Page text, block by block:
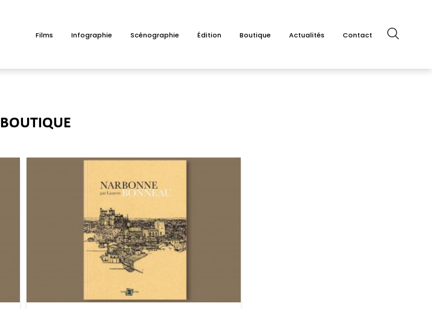
Films Infographie Scénographie Édition Boutique Actualités Contact
BOUTIQUE